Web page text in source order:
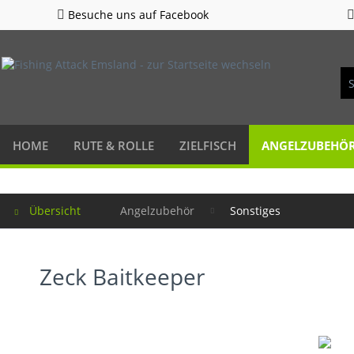
Besuche uns auf Facebook
HOME RUTE & ROLLE ZIELFISCH
Übersicht Angelzubehör Sonstiges
Zeck Baitkeeper